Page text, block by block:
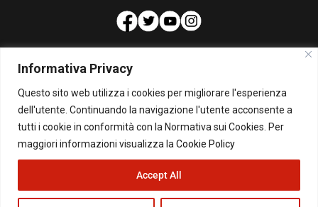
Informativa Privacy
Questo sito web utilizza i cookies per migliorare l'esperienza
dell'utente. Continuando la navigazione l'utente acconsente a
tutti i cookie in conformità con la Normativa sui Cookies. Per
maggiori informazioni visualizza la Cookie Policy
Accept All
PUBBLICITA'
Per la tua pubblicità su questo Blog:
pubblicita@beppegrillo.it
© Copyright 2026 - Il Blog di Beppe Grillo. All Rights Reserved - Powered by
happygrafic.com